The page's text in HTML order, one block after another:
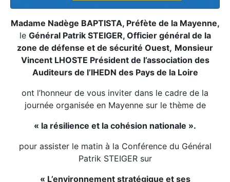
Madame Nadège BAPTISTA, Préfète de la Mayenne,
le Général Patrik STEIGER, Officier général de la
zone de défense et de sécurité Ouest, Monsieur
Vincent LHOSTE Président de l’association des
Auditeurs de l’IHEDN des Pays de la Loire
ont l’honneur de vous inviter dans le cadre de la
journée organisée en Mayenne sur le thème de
« la résilience et la cohésion nationale ».
pour assister le matin à la Conférence du Général
Patrik STEIGER sur
« L’environnement stratégique et ses